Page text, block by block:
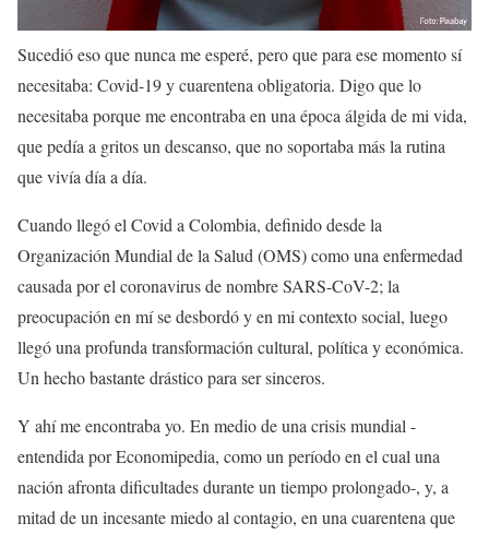
Sucedió eso que nunca me esperé, pero que para ese momento sí
necesitaba: Covid-19 y cuarentena obligatoria. Digo que lo
necesitaba porque me encontraba en una época álgida de mi vida,
que pedía a gritos un descanso, que no soportaba más la rutina
que vivía día a día.
Cuando llegó el Covid a Colombia, definido desde la
Organización Mundial de la Salud (OMS) como una enfermedad
causada por el coronavirus de nombre SARS-CoV-2; la
preocupación en mí se desbordó y en mi contexto social, luego
llegó una profunda transformación cultural, política y económica.
Un hecho bastante drástico para ser sinceros.
Y ahí me encontraba yo. En medio de una crisis mundial -
entendida por Economipedia, como un período en el cual una
nación afronta dificultades durante un tiempo prolongado-, y, a
mitad de un incesante miedo al contagio, en una cuarentena que